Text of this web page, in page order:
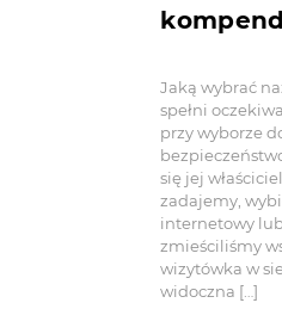
Jaką wybrać
spełni
przy wyborze
się jej
zadajemy,
internetowy
zmieściliśmy
wizytówka w
widoczna […]